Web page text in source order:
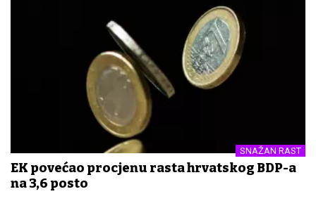
SNAŽAN RAST
EK povećao procjenu rasta hrvatskog BDP-a
na 3,6 posto